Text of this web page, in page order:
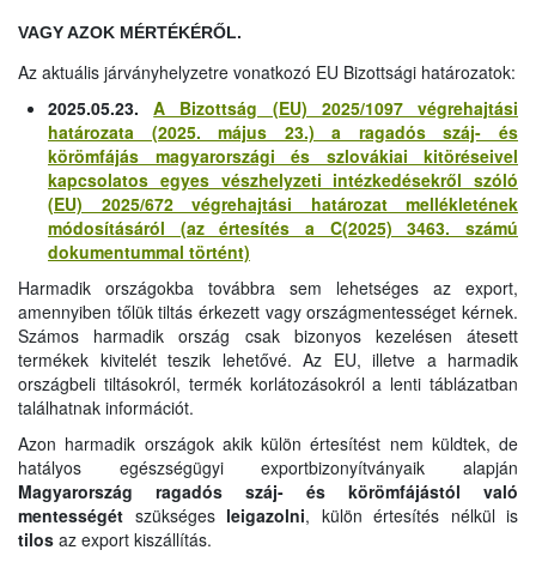
VAGY AZOK MÉRTÉKÉRŐL.
Az aktuális járványhelyzetre vonatkozó EU Bizottsági határozatok:
2025.05.23.A Bizottság (EU) 2025/1097 végrehajtási
határozata (2025. május 23.) a ragadós száj- és
körömfájás magyarországi és szlovákiai kitöréseivel
kapcsolatos egyes vészhelyzeti intézkedésekről szóló
(EU) 2025/672 végrehajtási határozat mellékletének
módosításáról (az értesítés a C(2025) 3463. számú
dokumentummal történt)
Harmadik országokba továbbra sem lehetséges az export,
amennyiben tőlük tiltás érkezett vagy országmentességet kérnek.
Számos harmadik ország csak bizonyos kezelésen átesett
termékek kivitelét teszik lehetővé. Az EU, illetve a harmadik
országbeli tiltásokról, termék korlátozásokról a lenti táblázatban
találhatnak információt.
Azon harmadik országok akik külön értesítést nem küldtek, de
hatályos egészségügyi exportbizonyítványaik alapján
Magyarország ragadós száj- és körömfájástól való
mentességét szükségesleigazolni, külön értesítés nélkül is
tilos az export kiszállítás.